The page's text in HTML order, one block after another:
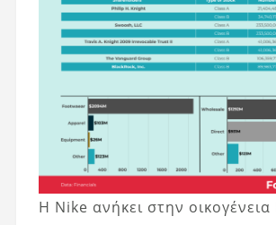
Η Nike ανήκει στην